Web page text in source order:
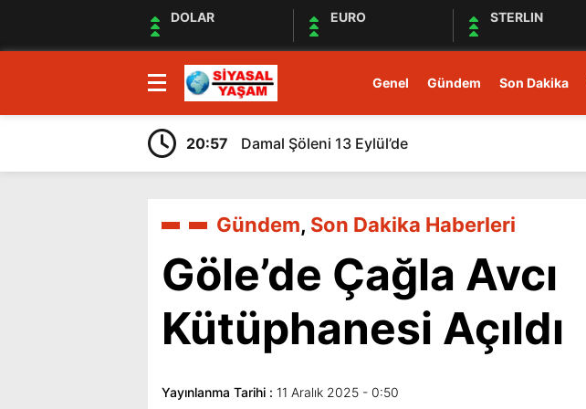
DOLAR EURO STERLIN
Genel Gündem Son Dakika
20:57 Damal Şöleni 13 Eylül’de
Gündem, Son Dakika Haberleri
Göle’de Çağla Avcı
Kütüphanesi Açıldı
Yayınlanma Tarihi : 11 Aralık 2025 - 0:50